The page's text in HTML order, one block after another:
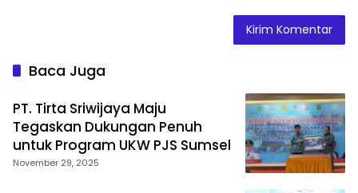
Baca Juga
PT. Tirta Sriwijaya Maju
Tegaskan Dukungan Penuh
untuk Program UKW PJS Sumsel
November 29, 2025